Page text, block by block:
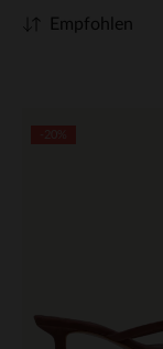
Empfohlen